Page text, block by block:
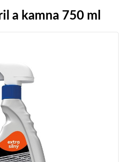
a kamna 750 ml